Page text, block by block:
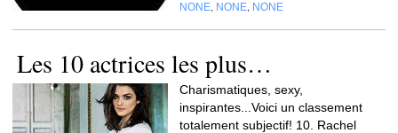
NONE NONE NONE
Les 10 actrices les plus…
Charismatiques, sexy,
inspirantes...Voici un classement
totalement subjectif! 10. Rachel